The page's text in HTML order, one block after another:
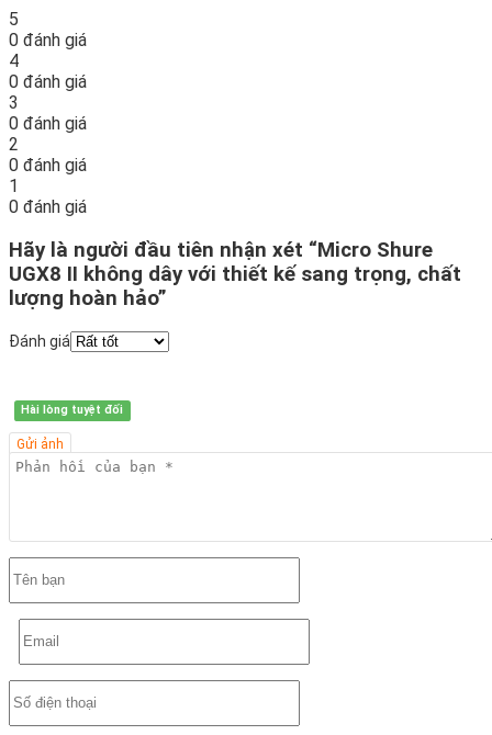
5
0 đánh giá
4
0 đánh giá
3
0 đánh giá
2
0 đánh giá
1
0 đánh giá
Hãy là người đầu tiên nhận xét “Micro Shure
UGX8 II không dây với thiết kế sang trọng, chất
lượng hoàn hảo”
Đánh giá
Hài lòng tuyệt đối
Gửi ảnh